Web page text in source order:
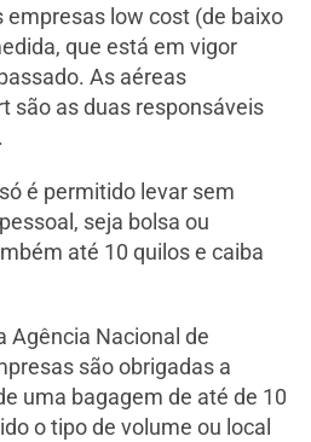
empresas low cost (de baixo
que está em vigor
As aéreas
são as duas responsáveis
é permitido levar sem
seja bolsa ou
até 10 quilos e caiba
Agência Nacional de
são obrigadas a
uma bagagem de até de 10
o tipo de volume ou local